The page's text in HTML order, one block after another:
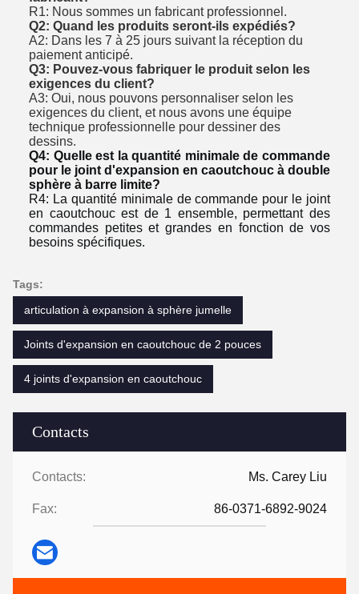
Contacts
Contacts: Ms. Carey Liu
Fax: 86-0371-6892-9024
R1: Nous sommes un fabricant professionnel.
Q2: Quand les produits seront-ils expédiés?
A2: Dans les 7 à 25 jours suivant la réception du
paiement anticipé.
Q3: Pouvez-vous fabriquer le produit selon les
exigences du client?
A3: Oui, nous pouvons personnaliser selon les
exigences du client, et nous avons une équipe
technique professionnelle pour dessiner des
dessins.
Q4: Quelle est la quantité minimale de commande
pour le joint d'expansion en caoutchouc à double
sphère à barre limite?
R4: La quantité minimale de commande pour le joint
en caoutchouc est de 1 ensemble, permettant des
commandes petites et grandes en fonction de vos
besoins spécifiques.
Tags:
articulation à expansion à sphère jumelle
Joints d'expansion en caoutchouc de 2 pouces
4 joints d'expansion en caoutchouc